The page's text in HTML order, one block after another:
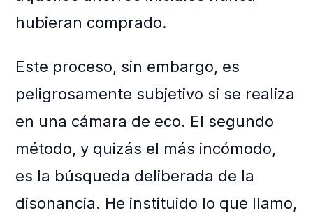
hubieran comprado.
Este proceso, sin embargo, es
peligrosamente subjetivo si se realiza
en una cámara de eco. El segundo
método, y quizás el más incómodo,
es la búsqueda deliberada de la
disonancia. He instituido lo que llamo,